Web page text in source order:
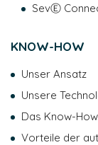
SevⒺ
KNOW-HOW
Unser Ansatz
Unsere
Das Know-How
Vorteile der